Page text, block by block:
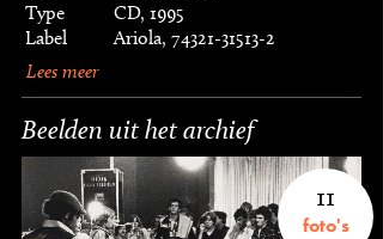
Type
CD, 1995
Label
Ariola, 74321-31513-2
Lees meer
Beelden uit het archief
11
foto's